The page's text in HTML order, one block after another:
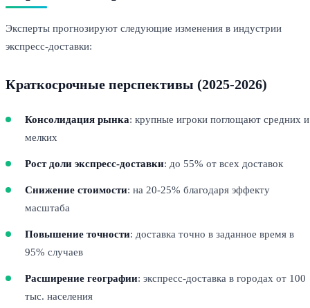
Эксперты прогнозируют следующие изменения в индустрии
экспресс-доставки:
Краткосрочные перспективы (2025-2026)
Консолидация рынка: крупные игроки поглощают средних и
мелких
Рост доли экспресс-доставки: до 55% от всех доставок
Снижение стоимости: на 20-25% благодаря эффекту
масштаба
Повышение точности: доставка точно в заданное время в
95% случаев
Расширение географии: экспресс-доставка в городах от 100
тыс. населения